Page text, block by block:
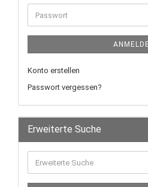
Konto erstellen
Passwort vergessen?
Erweiterte Suche